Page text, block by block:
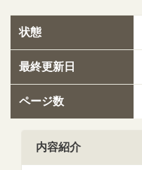
状態
最終更新日
ページ数
内容紹介